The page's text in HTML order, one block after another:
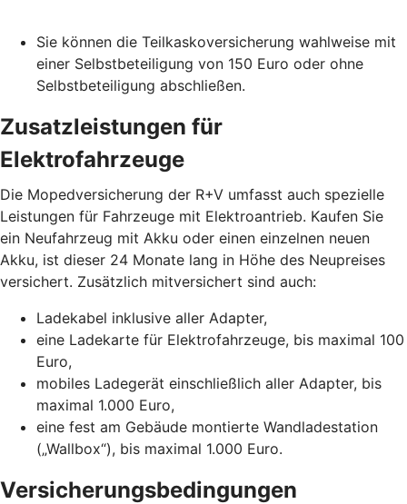
Sie können die Teilkaskoversicherung wahlweise mit
einer Selbstbeteiligung von 150 Euro oder ohne
Selbstbeteiligung abschließen.
Zusatzleistungen für
Elektrofahrzeuge
Die Mopedversicherung der R+V umfasst auch spezielle
Leistungen für Fahrzeuge mit Elektroantrieb. Kaufen Sie
ein Neufahrzeug mit Akku oder einen einzelnen neuen
Akku, ist dieser 24 Monate lang in Höhe des Neupreises
versichert. Zusätzlich mitversichert sind auch:
Ladekabel inklusive aller Adapter,
eine Ladekarte für Elektrofahrzeuge, bis maximal 100
Euro,
mobiles Ladegerät einschließlich aller Adapter, bis
maximal 1.000 Euro,
eine fest am Gebäude montierte Wandladestation
(„Wallbox“), bis maximal 1.000 Euro.
Versicherungsbedingungen